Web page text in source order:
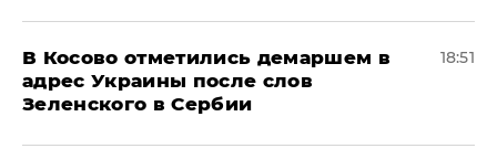
В Косово отметились демаршем в
адрес Украины после слов
Зеленского в Сербии
18:51